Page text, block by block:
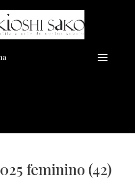
feminino (42)
em transformar seu
Visual??